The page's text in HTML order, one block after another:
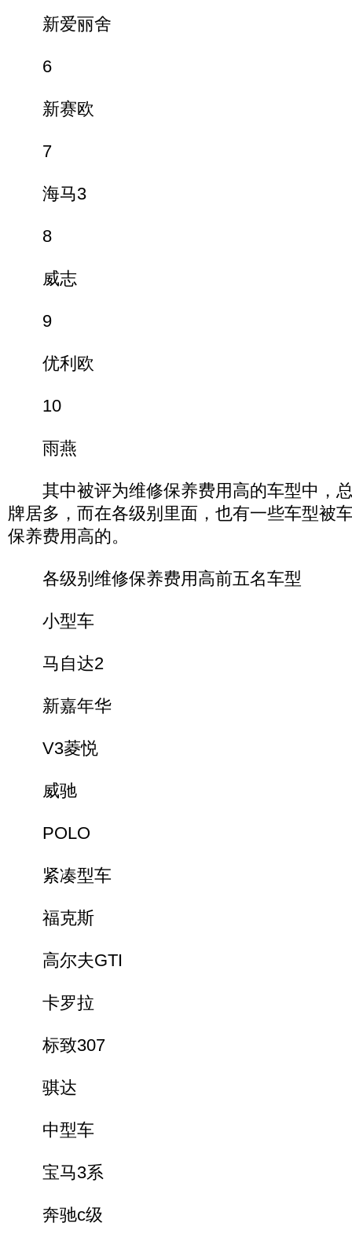
新爱丽舍
6
新赛欧
7
海马3
8
威志
9
优利欧
10
雨燕
其中被评为维修保养费用高的车型中，
牌居多，而在各级别里面，也有一些车型被
保养费用高的。
各级别维修保养费用高前五名车型
小型车
马自达2
新嘉年华
V3菱悦
威驰
POLO
紧凑型车
福克斯
高尔夫GTI
卡罗拉
标致307
骐达
中型车
宝马3系
奔驰c级